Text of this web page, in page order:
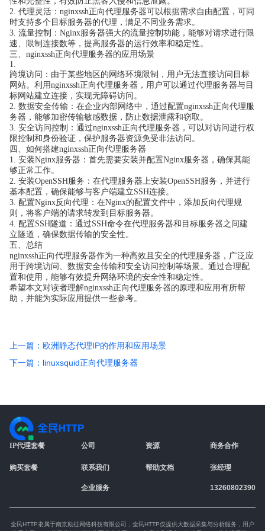
2. 代理灵活：nginxssh正向代理服务器可以根据需求自由配置，可同
时支持多个目标服务器的代理，满足不同业务需求。
3. 流量控制：Nginx服务器强大的流量控制功能，能够对请求进行限
速、限制连接数等，提高服务器的运行效率和稳定性。
三、nginxssh正向代理服务器的应用场景
1.
跨境访问：由于某些地区的网络环境限制，用户无法直接访问目标
网站。利用nginxssh正向代理服务器，用户可以通过代理服务器与目
标网站建立连接，实现无障碍访问。
2. 数据安全传输：在企业内部网络中，通过配置nginxssh正向代理服
务器，能够加密传输敏感数据，防止数据泄露和窃取。
3. 安全访问控制：通过nginxssh正向代理服务器，可以对访问进行权
限控制和身份验证，保护服务器资源免受非法访问。
四、如何搭建nginxssh正向代理服务器
1. 安装Nginx服务器：首先需要安装并配置Nginx服务器，确保其能
够正常工作。
2. 安装OpenSSH服务：在代理服务器上安装OpenSSH服务，并进行
基本配置，确保能够与客户端建立SSH连接。
3. 配置Nginx反向代理：在Nginx的配置文件中，添加反向代理规
则，将客户端的请求转发到目标服务器。
4. 配置SSH隧道：通过SSH命令在代理服务器和目标服务器之间建
立隧道，确保数据传输的安全性。
五、总结
nginxssh正向代理服务器作为一种高效且安全的代理服务器，广泛应
用于跨境访问、数据安全传输和安全访问控制等场景。通过合理配
置和使用，能够有效提升网络环境的安全性和稳定性。
希望本文对读者理解nginxssh正向代理服务器的原理和应用有所帮
助，并能为实际应用提供一些参考。
上一篇：欧洲静态代理IP的作用和应用场景
下一篇：linuxsquid正向代理服务器
IP代理套餐
购买套餐
公司
联系我们
企业服务
资源
帮助文档
商务合作
张经理
13260802390
全民HTTP隶属于南京励征网络科技有限公司，全民HTTP仅提供大数据采集与分析服务，用户